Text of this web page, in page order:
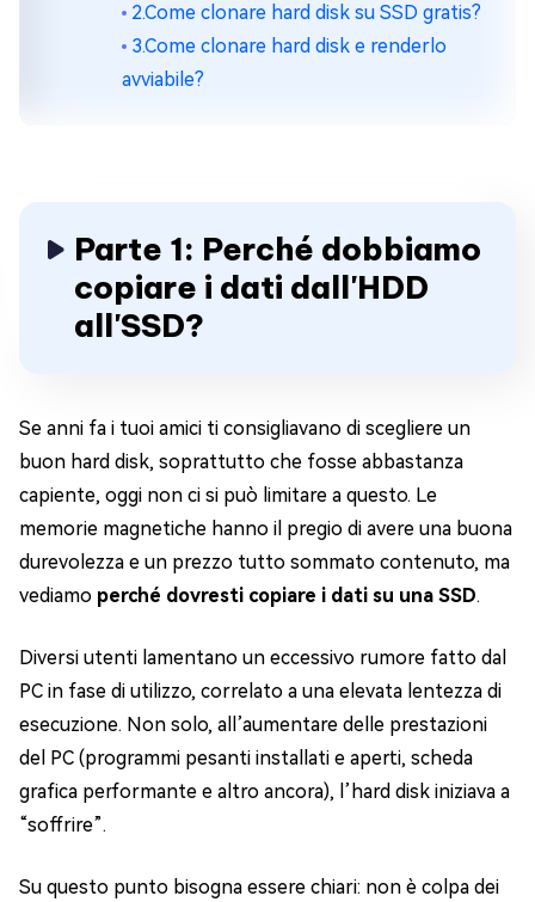
2.Come clonare hard disk su SSD gratis?
3.Come clonare hard disk e renderlo
avviabile?
Parte 1: Perché dobbiamo
copiare i dati dall'HDD
all'SSD?
Se anni fa i tuoi amici ti consigliavano di scegliere un
buon hard disk, soprattutto che fosse abbastanza
capiente, oggi non ci si può limitare a questo. Le
memorie magnetiche hanno il pregio di avere una buona
durevolezza e un prezzo tutto sommato contenuto, ma
vediamo perché dovresti copiare i dati su una SSD.
Diversi utenti lamentano un eccessivo rumore fatto dal
PC in fase di utilizzo, correlato a una elevata lentezza di
esecuzione. Non solo, all’aumentare delle prestazioni
del PC (programmi pesanti installati e aperti, scheda
grafica performante e altro ancora), l’hard disk iniziava a
“soffrire”.
Su questo punto bisogna essere chiari: non è colpa dei